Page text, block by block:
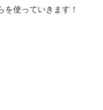
使っていきます！